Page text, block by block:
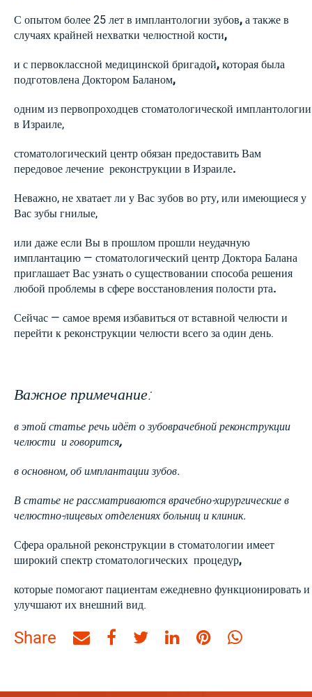
С опытом более 25 лет в имплантологии зубов,а также в
случаях крайней нехватки челюстной кости,
и с первоклассной медицинской бригадой,которая была
подготовлена Доктором Баланом,
одним из первопроходцев стоматологической имплантологии
в Израиле,
стоматологический центр обязан предоставить Вам
передовое лечение реконструкции в Израиле.
Неважно, не хватает ли у Вас зубов во рту, или имеющиеся у
Вас зубы гнилые,
или даже если Вы в прошлом прошли неудачную
имплантацию — стоматологический центр Доктора Балана
приглашает Вас узнать о существовании способа решения
любой проблемы в сфере восстановления полости рта.
Сейчас — самое время избавиться от вставной челюсти и
перейти к реконструкции челюсти всего за один день.
Важное примечание:
в этой статье речь идёт озубоврачебной реконструкции
челюсти иговорится,
в основном, обимплантации зубов.
В статье не рассматриваются врачебно-хирургические в
челюстно-лицевых отделениях больниц и клиник.
Сфера оральной реконструкции в стоматологии имеет
широкий спектр стоматологических процедур,
которые помогают пациентам ежедневно функционировать и
улучшают их внешний вид.
Share
Share ShareShareShareShareShare